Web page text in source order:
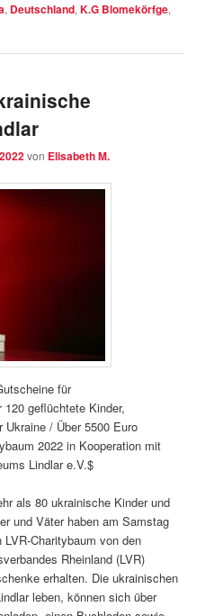
, Deutschland,K.G Blomekörfge,
von Elisabeth M.
für
geflüchtete Kinder,
/ Über 5500 Euro
2022 in Kooperation mit
Lindlar e.V.$
als 80 ukrainische Kinder und
und Väter haben am Samstag
Charitybaum von den
Rheinland (LVR)
erhalten. Die ukrainischen
leben, können sich über